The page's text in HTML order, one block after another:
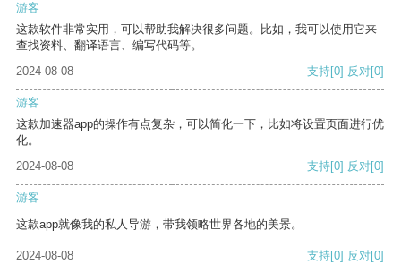
游客
这款软件非常实用，可以帮助我解决很多问题。比如，我可以使用它来
查找资料、翻译语言、编写代码等。
2024-08-08
支持[0] 反对[0]
游客
这款加速器app的操作有点复杂，可以简化一下，比如将设置页面进行优
化。
2024-08-08
支持[0] 反对[0]
游客
这款app就像我的私人导游，带我领略世界各地的美景。
2024-08-08 支持[0] 反对[0]